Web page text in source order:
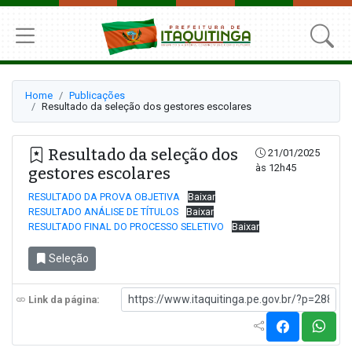
Home
Publicações
Resultado da seleção dos gestores escolares
Resultado da seleção dos
gestores escolares
21/01/2025
às 12h45
RESULTADO DA PROVA OBJETIVA
Baixar
RESULTADO ANÁLISE DE TÍTULOS
Baixar
RESULTADO FINAL DO PROCESSO SELETIVO
Baixar
Seleção
Link da página: